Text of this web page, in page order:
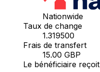
Nationwide
Taux de change
1.319500
Frais de transfert
15.00 GBP
Le bénéficiaire reçoit